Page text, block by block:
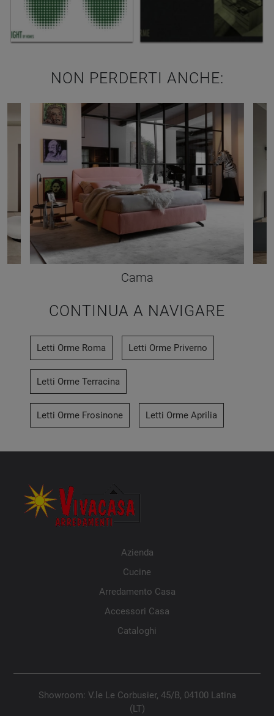
NON PERDERTI ANCHE:
Cama
CONTINUA A NAVIGARE
Letti Orme Roma Letti Orme Priverno
Letti Orme Terracina
Letti Orme Frosinone Letti Orme Aprilia
Azienda
Cucine
Arredamento Casa
Accessori Casa
Cataloghi
Showroom: V.le Le Corbusier, 45/B, 04100 Latina
(LT)